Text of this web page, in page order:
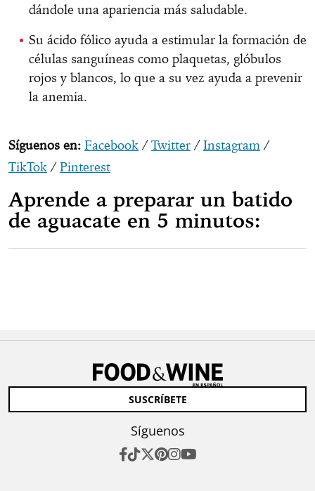
dándole una apariencia más saludable.
Su ácido fólico ayuda a estimular la formación de
células sanguíneas como plaquetas, glóbulos
rojos y blancos, lo que a su vez ayuda a prevenir
la anemia.
Síguenos en: Facebook /Twitter /Instagram /
TikTok /Pinterest
Aprende a preparar un batido
de aguacate en 5 minutos:
SUSCRÍBETE
Síguenos